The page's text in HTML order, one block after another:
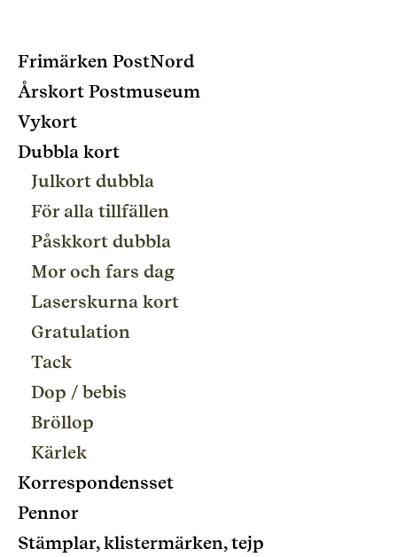
Frimärken PostNord
Årskort Postmuseum
Vykort
Dubbla kort
Julkort dubbla
För alla tillfällen
Påskkort dubbla
Mor och fars dag
Laserskurna kort
Gratulation
Tack
Dop / bebis
Bröllop
Kärlek
Korrespondensset
Pennor
Stämplar, klistermärken, tejp